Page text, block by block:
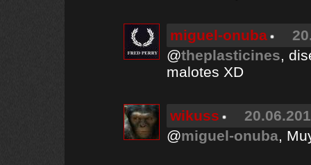
miguel-onuba
@theplasticines,
malotes XD
wikuss
@miguel-onuba,